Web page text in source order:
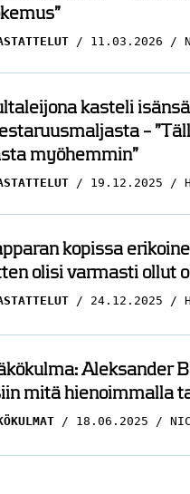
11.03.2026
kasteli
–
myöhemmin”
19.12.2025
kopissa
olisi varmasti ollut
24.12.2025
Aleksander
mitä hienoimmalla
18.06.2025